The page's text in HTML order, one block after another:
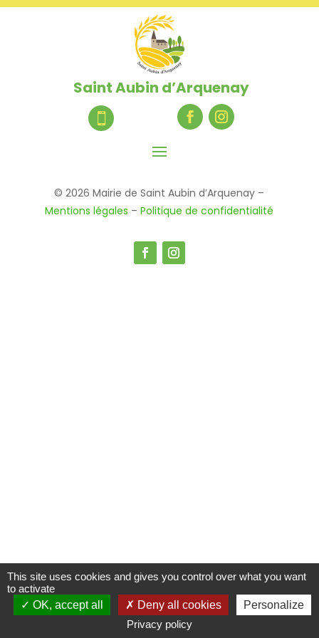
Saint Aubin d’Arquenay

© 2026 Mairie de Saint Aubin d’Arquenay –
Mentions légales –Politique de confidentialité
This site uses cookies and gives you control over what you want
to activate
OK, accept all
Deny all cookies
Personalize
Privacy policy